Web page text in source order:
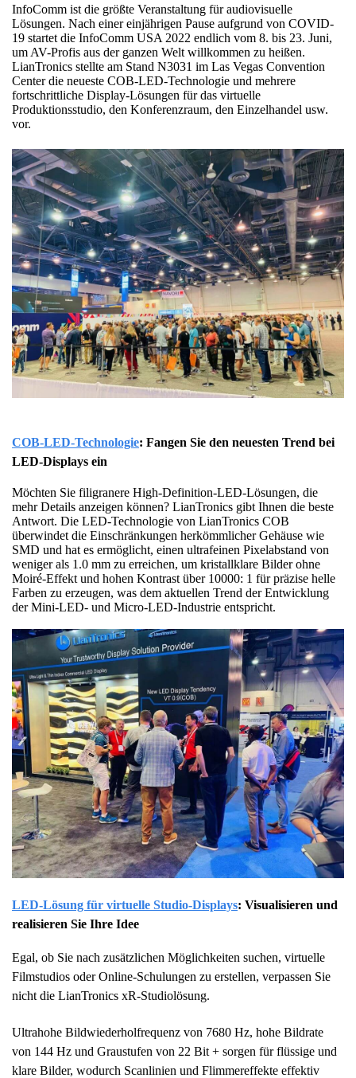
InfoComm ist die größte Veranstaltung für audiovisuelle
Lösungen. Nach einer einjährigen Pause aufgrund von COVID-
19 startet die InfoComm USA 2022 endlich vom 8. bis 23. Juni,
um AV-Profis aus der ganzen Welt willkommen zu heißen.
LianTronics stellte am Stand N3031 im Las Vegas Convention
Center die neueste COB-LED-Technologie und mehrere
fortschrittliche Display-Lösungen für das virtuelle
Produktionsstudio, den Konferenzraum, den Einzelhandel usw.
vor.
COB-LED-Technologie: Fangen Sie den neuesten Trend bei
LED-Displays ein
Möchten Sie filigranere High-Definition-LED-Lösungen, die
mehr Details anzeigen können? LianTronics gibt Ihnen die beste
Antwort. Die LED-Technologie von LianTronics COB
überwindet die Einschränkungen herkömmlicher Gehäuse wie
SMD und hat es ermöglicht, einen ultrafeinen Pixelabstand von
weniger als 1.0 mm zu erreichen, um kristallklare Bilder ohne
Moiré-Effekt und hohen Kontrast über 10000: 1 für präzise helle
Farben zu erzeugen, was dem aktuellen Trend der Entwicklung
der Mini-LED- und Micro-LED-Industrie entspricht.
LED-Lösung für virtuelle Studio-Displays: Visualisieren und
realisieren Sie Ihre Idee
Egal, ob Sie nach zusätzlichen Möglichkeiten suchen, virtuelle
Filmstudios oder Online-Schulungen zu erstellen, verpassen Sie
nicht die LianTronics xR-Studiolösung.
Ultrahohe Bildwiederholfrequenz von 7680 Hz, hohe Bildrate
von 144 Hz und Graustufen von 22 Bit + sorgen für flüssige und
klare Bilder, wodurch Scanlinien und Flimmereffekte effektiv